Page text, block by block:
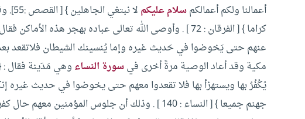
أعمالنا ولكم أعمالكمسلام عليكم لا نبتغي الجاهلين } [ القصص :55].
كراما } [ الفرقان : 72 ] .
وأوصى الله تعالى عباده بهجر هذه الأماكن
عنهم حتى يَخوضوا في حَديث غيره وإما يُنسينك الشيطان فلاتقعد بعد
مكية وقد أعاد الوصية مرةً أخرى فيسورة النساء وهي مَدَينة فقال :
يُكُفُرُ بها ويستهزأ بها فلا تقعدوا معهم حتى يخوضوا في حديث غيره
جهنم جميعا } [ النساء : 140 ] .
وذلك أن جلوس المؤمنين معهم حال